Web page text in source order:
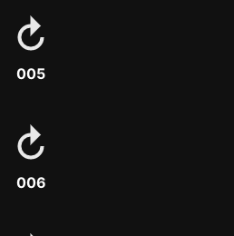
005
006